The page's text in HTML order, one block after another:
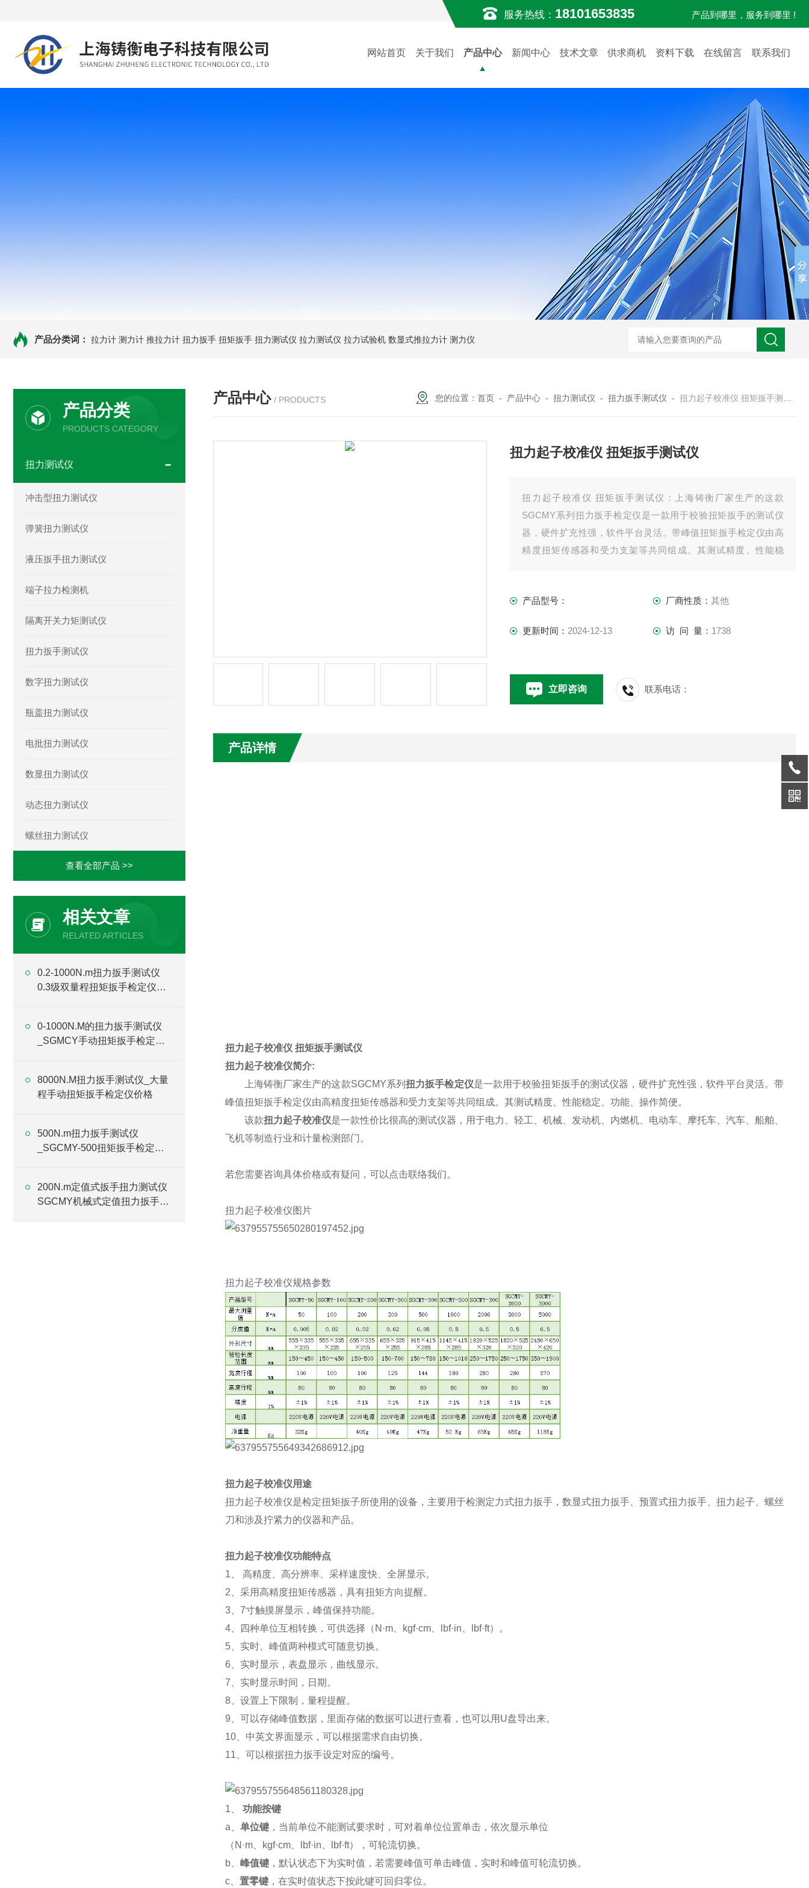
服务热线： 18101653835 产品到哪里，服务到哪里 !
网站首页 关于我们 产品中心 新闻中心 技术文章 供求商机 资料下载 在线留言 联系我们
产品分类词： 拉力计 测力计 推拉力计 扭力扳手 扭矩扳手 扭力测试仪 拉力测试仪 拉力试验机 数显式推拉力计 测力仪
产品分类
PRODUCTS CATEGORY
扭力测试仪
冲击型扭力测试仪
弹簧扭力测试仪
液压扳手扭力测试仪
端子拉力检测机
隔离开关力矩测试仪
扭力扳手测试仪
数字扭力测试仪
瓶盖扭力测试仪
电批扭力测试仪
数显扭力测试仪
动态扭力测试仪
螺丝扭力测试仪
查看全部产品 >>
相关文章
RELATED ARTICLES
0.2-1000N.m扭力扳手测试仪
0.3级双量程扭矩扳手检定仪厂
0-1000N.M的扭力扳手测试仪
_SGMCY手动扭矩扳手检定仪
8000N.M扭力扳手测试仪_大量
程手动扭矩扳手检定仪价格
500N.m扭力扳手测试仪
_SGCMY-500扭矩扳手检定仪
200N.m定值式扳手扭力测试仪
SGCMY机械式定值扭力扳手测
产品中心 / PRODUCTS 您的位置：首页 - 产品中心 -扭力测试仪 -扭力扳手测试仪 -扭力起子校准仪 扭矩扳手测试仪
扭力起子校准仪 扭矩扳手测试仪
扭力起子校准仪 扭矩扳手测试仪：上海铸衡厂家生产的这款
SGCMY系列扭力扳手检定仪是一款用于校验扭矩扳手的测试仪
器，硬件扩充性强，软件平台灵活。带峰值扭矩扳手检定仪由高
精度扭矩传感器和受力支架等共同组成。其测试精度、性能稳
该款扭力起子校准仪是一款性价比很高的测试仪器，用于电力、
飞机等制造行业和计量检测部门。
产品型号： 厂商性质： 其他
更新时间： 2024-12-13 访 问 量： 1738
立即咨询 联系电话：
产品详情
扭力起子校准仪 扭矩扳手测试仪
扭力起子校准仪简介:
上海铸衡厂家生产的这款SGCMY系列 扭力扳手检定仪是一款用于校验扭矩扳手的测试仪器，硬件扩充性强，软件平台灵活。带
峰值扭矩扳手检定仪由高精度扭矩传感器和受力支架等共同组成。其测试精度、性能稳定、功能、操作简便。
该款扭力起子校准仪是一款性价比很高的测试仪器，用于电力、轻工、机械、发动机、内燃机、电动车、摩托车、汽车、船舶、
飞机等制造行业和计量检测部门。
若您需要咨询具体价格或有疑问，可以点击联络我们。
扭力起子校准仪图片
扭力起子校准仪规格参数
扭力起子校准仪用途
扭力起子校准仪是检定扭矩扳子所使用 的设备，主要用于检测定力式扭力扳手，数显式扭力扳手、预置式扭力扳手、扭力起子、螺丝
刀和涉及拧紧力的仪器和产品。
扭力起子校准仪功能特点
1、 高精度、高分辨率、采样速度快、全屏显示。
2、采用高精度扭矩传感器，具有扭矩方向提醒。
3、7寸触摸屏显示，峰值保持功能。
4、四种单位互相转换，可供选择（N·m、kgf·cm、lbf·in、lbf·ft）。
5、实时、峰值两种模式可随意切换。
6、实时显示，表盘显示，曲线显示。
7、实时显示时间，日期。
8、设置上下限制，量程提醒。
9、可以存储峰值数据，里面存储的数据可以进行查看，也可以用U盘导出来。
10、中英文界面显示，可以根据需求自由切换。
11、可以根据扭力扳手设定对应的编号。
1、 功能按键
a、 单位键，当前单位不能测试要求时，可对着单位位置单击，依次显示单位
（ N·m、kgf·cm、lbf·in、lbf·ft），可轮流切换。
b、 峰值键，默认状态下为实时值，若需要峰值可单击峰值，实时和峰值可轮流切换。
c、 置零键，在实时值状态下按此键可回归零位。